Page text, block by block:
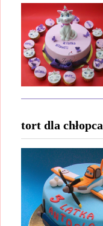
tort dla chłopca